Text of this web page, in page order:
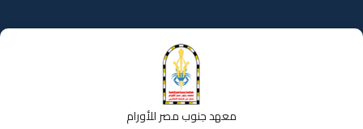
إلى
المحتوى
معهد جنوب مصر للأورام